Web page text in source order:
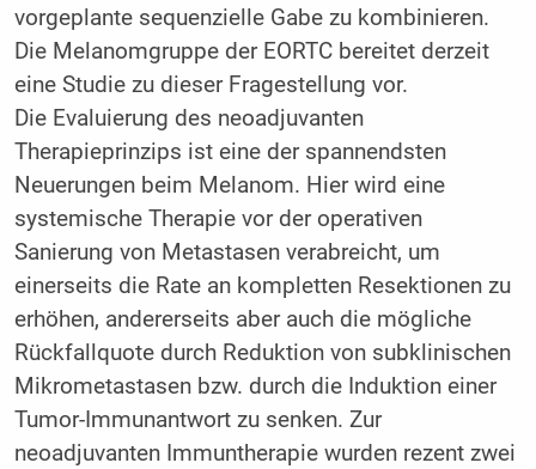
vorgeplante sequenzielle Gabe zu kombinieren.
Die Melanomgruppe der EORTC bereitet derzeit
eine Studie zu dieser Fragestellung vor.
Die Evaluierung des neoadjuvanten
Therapieprinzips ist eine der spannendsten
Neuerungen beim Melanom. Hier wird eine
systemische Therapie vor der operativen
Sanierung von Metastasen verabreicht, um
einerseits die Rate an kompletten Resektionen zu
erhöhen, andererseits aber auch die mögliche
Rückfallquote durch Reduktion von subklinischen
Mikrometastasen bzw. durch die Induktion einer
Tumor-Immunantwort zu senken. Zur
neoadjuvanten Immuntherapie wurden rezent zwei